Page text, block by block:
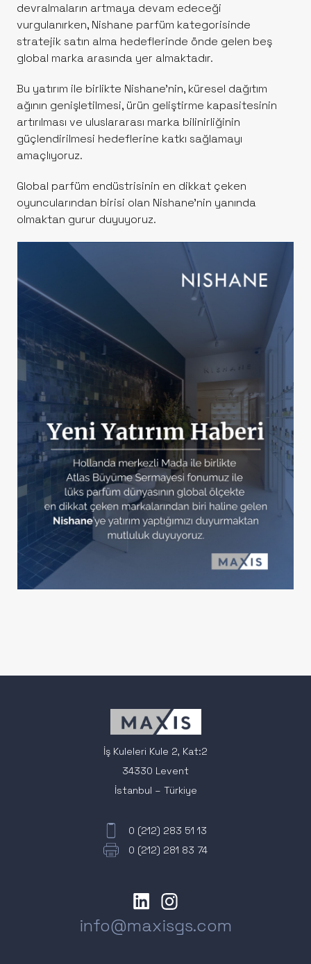
devralmaların artmaya devam edeceği
vurgulanırken, Nishane parfüm kategorisinde
stratejik satın alma hedeflerinde önde gelen beş
global marka arasında yer almaktadır.
Bu yatırım ile birlikte Nishane’nin, küresel dağıtım
ağının genişletilmesi, ürün geliştirme kapasitesinin
artırılması ve uluslararası marka bilinirliğinin
güçlendirilmesi hedeflerine katkı sağlamayı
amaçlıyoruz.
Global parfüm endüstrisinin en dikkat çeken
oyuncularından birisi olan Nishane’nin yanında
olmaktan gurur duyuyoruz.
İş Kuleleri Kule 2, Kat:2
34330 Levent
İstanbul – Türkiye
0 (212) 283 51 13
0 (212) 281 83 74
info@maxisgs.com